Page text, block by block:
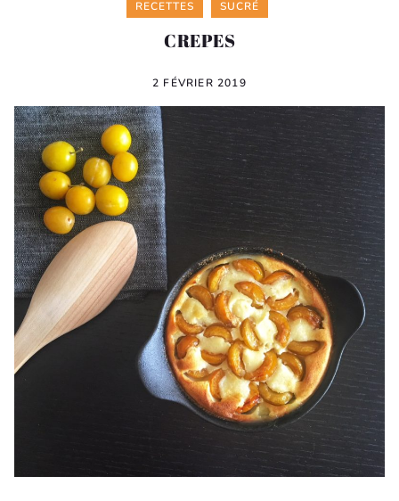
Categories
RECETTES SUCRÉ
CREPES
2 FÉVRIER 2019